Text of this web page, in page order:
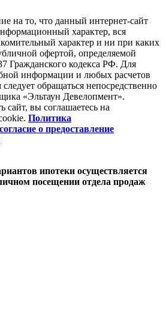
на то, что данный интернет-сайт
характер, вся
характер и ни при каких
офертой, определяемой
Гражданского кодекса РФ. Для
информации и любых расчетов
обращаться непосредственно
«Эльтаун Девелопмент».
сайт, вы соглашаетесь на
Политика
согласие о предоставление
ипотеки осуществляется
посещении отдела продаж